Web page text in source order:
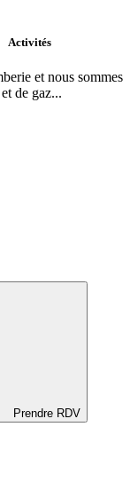
Activités
et nous sommes
de gaz...
Prendre RDV